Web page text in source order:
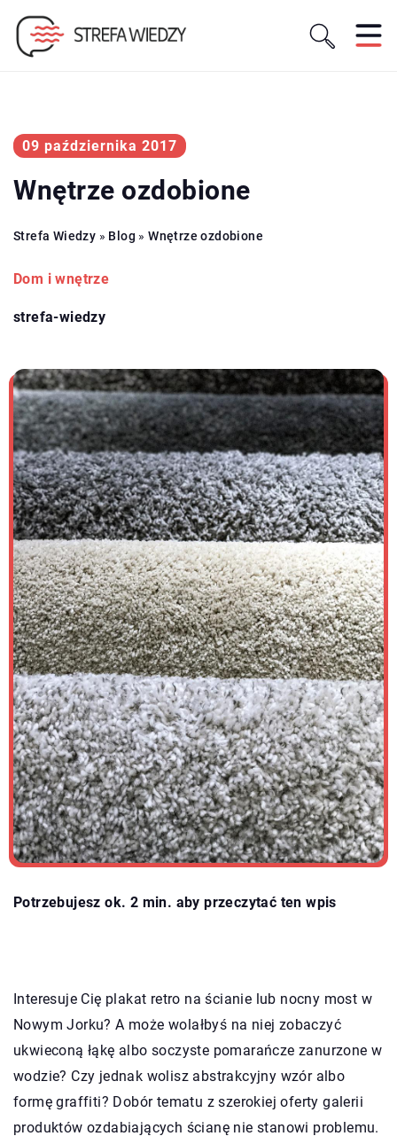
09 października 2017
Wnętrze ozdobione
Strefa Wiedzy » Blog »Wnętrze ozdobione
Dom i wnętrze
strefa-wiedzy
Potrzebujesz ok. 2 min. aby przeczytać ten wpis
Interesuje Cię plakat retro na ścianie lub nocny most w
Nowym Jorku? A może wolałbyś na niej zobaczyć
ukwieconą łąkę albo soczyste pomarańcze zanurzone w
wodzie? Czy jednak wolisz abstrakcyjny wzór albo
formę graffiti? Dobór tematu z szerokiej oferty galerii
produktów ozdabiających ścianę nie stanowi problemu.